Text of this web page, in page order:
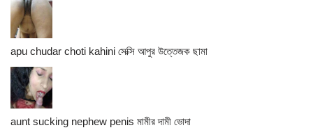
apu chudar choti kahini সেক্সি আপুর উত্তেজক ছামা
aunt sucking nephew penis মামীর দামী ভোদা